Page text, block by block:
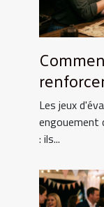
?
Les jeux
engouement
: ils...